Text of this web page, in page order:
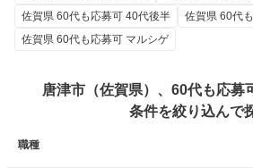
佐賀県 60代も応募可 40代後半
佐賀県 60代
佐賀県 60代も応募可 マルシゲ
唐津市（佐賀県）、60代も応募
条件を絞り込んで
職種